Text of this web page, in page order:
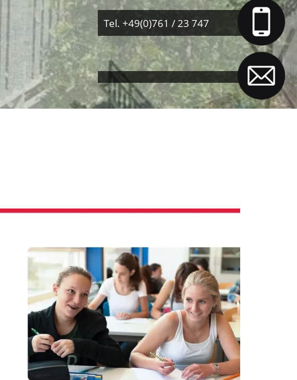
Tel. +49(0)761 / 23 747